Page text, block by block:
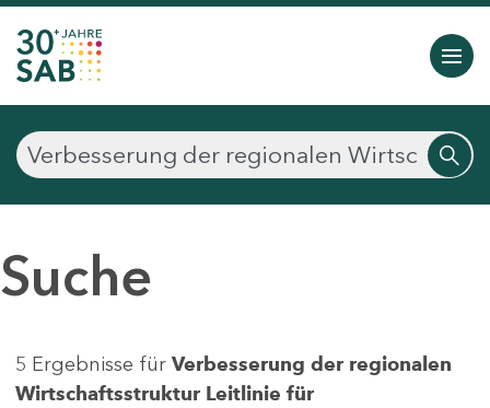
Suche
5 Ergebnisse für Verbesserung der regionalen
Wirtschaftsstruktur Leitlinie für